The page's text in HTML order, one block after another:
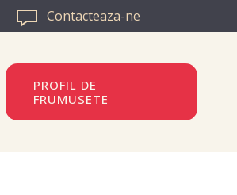
Contacteaza-ne
PROFIL DE
FRUMUSETE